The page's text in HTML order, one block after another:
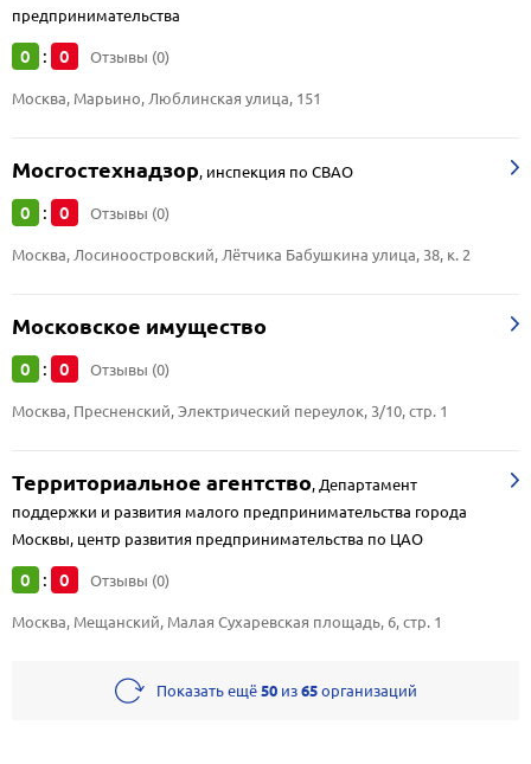
предпринимательства
0 : 0 Отзывы (0)
Москва, Марьино, Люблинская улица, 151
Мосгостехнадзор, инспекция по СВАО
0 : 0 Отзывы (0)
Москва, Лосиноостровский, Лётчика Бабушкина улица, 38, к. 2
Московское имущество
0 : 0 Отзывы (0)
Москва, Пресненский, Электрический переулок, 3/10, стр. 1
Территориальное агентство, Департамент
поддержки и развития малого предпринимательства города
Москвы, центр развития предпринимательства по ЦАО
0 : 0 Отзывы (0)
Москва, Мещанский, Малая Сухаревская площадь, 6, стр. 1
Показать ещё50из65организаций